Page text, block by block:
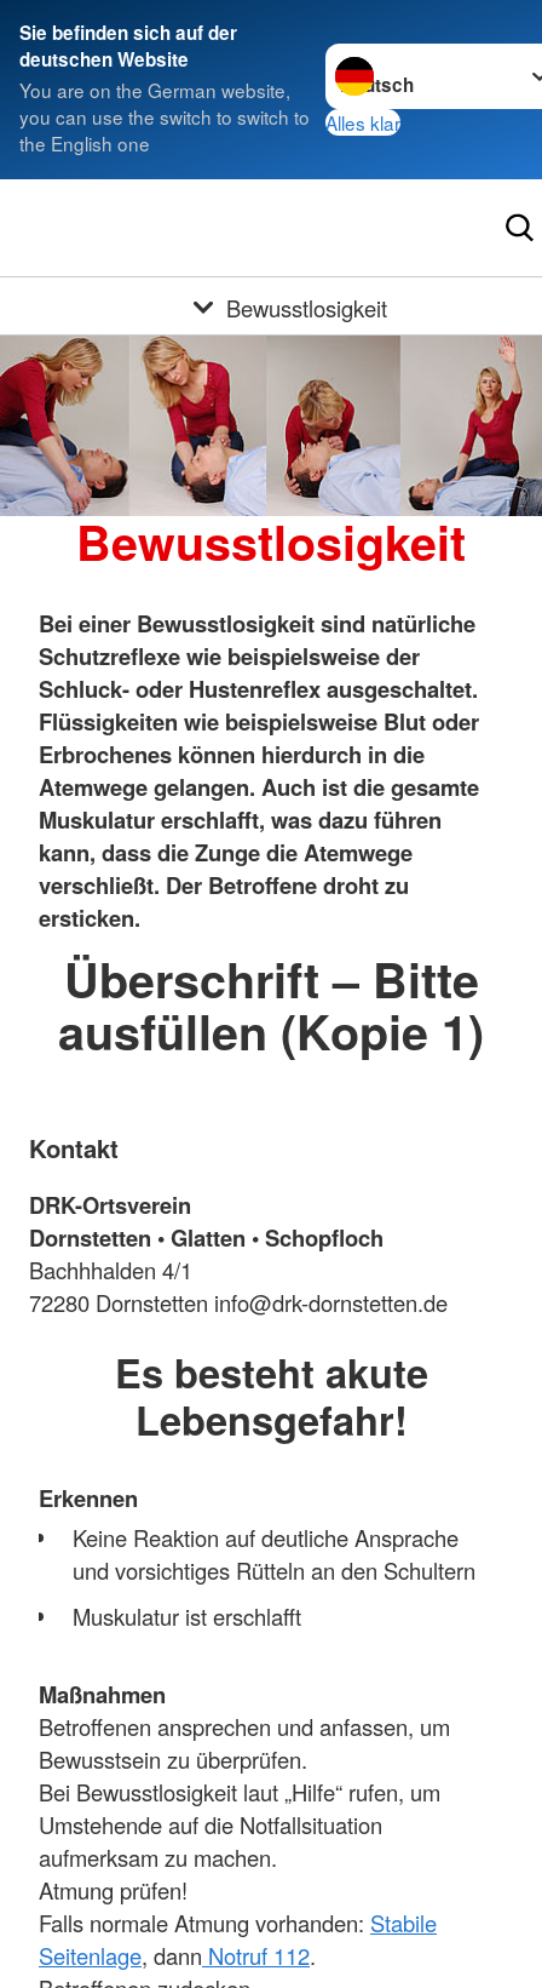
Sie befinden sich auf der
deutschen Website
You are on the German website,
you can use the switch to switch to
the English one
Sprache wechseln zu
Alles klar
Bewusstlosigkeit
Bewusstlosigkeit
Bei einer Bewusstlosigkeit sind natürliche
Schutzreflexe wie beispielsweise der
Schluck- oder Hustenreflex ausgeschaltet.
Flüssigkeiten wie beispielsweise Blut oder
Erbrochenes können hierdurch in die
Atemwege gelangen. Auch ist die gesamte
Muskulatur erschlafft, was dazu führen
kann, dass die Zunge die Atemwege
verschließt. Der Betroffene droht zu
ersticken.
Überschrift – Bitte
ausfüllen (Kopie 1)
Kontakt
DRK-Ortsverein
Dornstetten • Glatten • Schopfloch
Bachhhalden 4/1
72280 Dornstetten info@drk-dornstetten.de
Es besteht akute
Lebensgefahr!
Erkennen
Keine Reaktion auf deutliche Ansprache
und vorsichtiges Rütteln an den Schultern
Muskulatur ist erschlafft
Maßnahmen
Betroffenen ansprechen und anfassen, um
Bewusstsein zu überprüfen.
Bei Bewusstlosigkeit laut „Hilfe“ rufen, um
Umstehende auf die Notfallsituation
aufmerksam zu machen.
Atmung prüfen!
Falls normale Atmung vorhanden: Stabile
Seitenlage, dann Notruf 112.